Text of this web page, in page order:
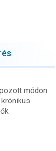
módon